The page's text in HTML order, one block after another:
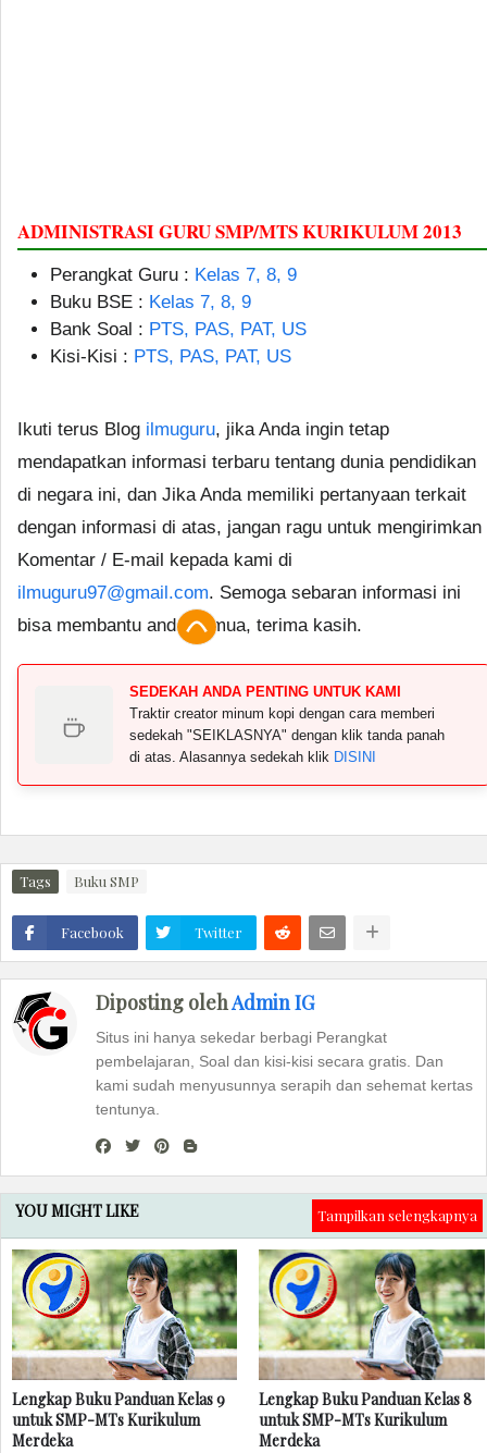
ADMINISTRASI GURU SMP/MTS KURIKULUM 2013
Perangkat Guru : Kelas 7, 8, 9
Buku BSE : Kelas 7, 8, 9
Bank Soal : PTS, PAS, PAT, US
Kisi-Kisi : PTS, PAS, PAT, US
Ikuti terus Blog ilmuguru, jika Anda ingin tetap
mendapatkan informasi terbaru tentang dunia pendidikan
di negara ini, dan Jika Anda memiliki pertanyaan terkait
dengan informasi di atas, jangan ragu untuk mengirimkan
Komentar / E-mail kepada kami di
ilmuguru97@gmail.com. Semoga sebaran informasi ini
bisa membantu anda semua, terima kasih.
SEDEKAH ANDA PENTING UNTUK KAMI
Traktir creator minum kopi dengan cara memberi
sedekah "SEIKLASNYA" dengan klik tanda panah
di atas. Alasannya sedekah klik DISINI
Tags Buku SMP
Facebook Twitter
Diposting olehAdmin IG
Situs ini hanya sekedar berbagi Perangkat
pembelajaran, Soal dan kisi-kisi secara gratis. Dan
kami sudah menyusunnya serapih dan sehemat kertas
tentunya.
YOU MIGHT LIKE Tampilkan selengkapnya
Lengkap Buku Panduan Kelas 9
untuk SMP-MTs Kurikulum
Merdeka
Lengkap Buku Panduan Kelas 8
untuk SMP-MTs Kurikulum
Merdeka